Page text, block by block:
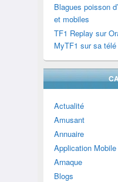
Blagues poisson
et mobiles
TF1 Replay sur
MyTF1 sur sa télé
Actualité
Amusant
Annuaire
Application Mobile
Arnaque
Blogs